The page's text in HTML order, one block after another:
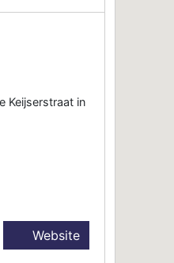
Keijserstraat in
Website